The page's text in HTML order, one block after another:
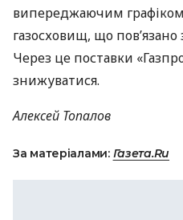
випереджаючим
газосховищ, що
Через це поставки
знижуватися.
Алексей Топалов
За матеріалами: Газета.Ru